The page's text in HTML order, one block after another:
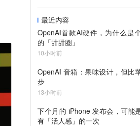
最近内容
OpenAI首款AI硬件，为什么是
的「甜甜圈」
10小时前
OpenAI 音箱：果味设计，但比
步
13小时前
下个月的 iPhone 发布会，可能
有「活人感」的一次